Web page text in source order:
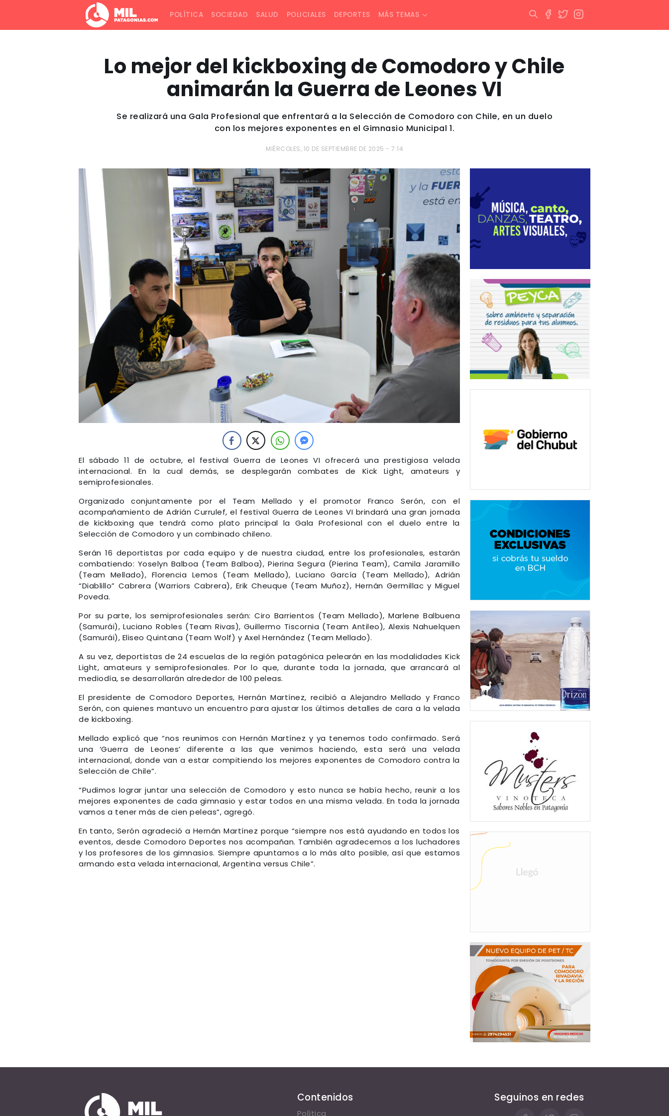
POLÍTICA SOCIEDAD SALUD POLICIALES DEPORTES MÁS TEMAS
Lo mejor del kickboxing de Comodoro y Chile
animarán la Guerra de Leones VI
Se realizará una Gala Profesional que enfrentará a la Selección de Comodoro con Chile, en un duelo
con los mejores exponentes en el Gimnasio Municipal 1.
MIÉRCOLES, 10 DE SEPTIEMBRE DE 2025 - 7:14
El sábado 11 de octubre, el festival Guerra de Leones VI ofrecerá una prestigiosa velada
internacional. En la cual demás, se desplegarán combates de Kick Light, amateurs y
semiprofesionales.
Organizado conjuntamente por el Team Mellado y el promotor Franco Serón, con el
acompañamiento de Adrián Currulef, el festival Guerra de Leones VI brindará una gran jornada
de kickboxing que tendrá como plato principal la Gala Profesional con el duelo entre la
Selección de Comodoro y un combinado chileno.
Serán 16 deportistas por cada equipo y de nuestra ciudad, entre los profesionales, estarán
combatiendo: Yoselyn Balboa (Team Balboa), Pierina Segura (Pierina Team), Camila Jaramillo
(Team Mellado), Florencia Lemos (Team Mellado), Luciano García (Team Mellado), Adrián
“Diablillo” Cabrera (Warriors Cabrera), Erik Cheuque (Team Muñoz), Hernán Germillac y Miguel
Poveda.
Por su parte, los semiprofesionales serán: Ciro Barrientos (Team Mellado), Marlene Balbuena
(Samurái), Luciano Robles (Team Rivas), Guillermo Tiscornia (Team Antileo), Alexis Nahuelquen
(Samurái), Eliseo Quintana (Team Wolf) y Axel Hernández (Team Mellado).
A su vez, deportistas de 24 escuelas de la región patagónica pelearán en las modalidades Kick
Light, amateurs y semiprofesionales. Por lo que, durante toda la jornada, que arrancará al
mediodía, se desarrollarán alrededor de 100 peleas.
El presidente de Comodoro Deportes, Hernán Martínez, recibió a Alejandro Mellado y Franco
Serón, con quienes mantuvo un encuentro para ajustar los últimos detalles de cara a la velada
de kickboxing.
Mellado explicó que “nos reunimos con Hernán Martínez y ya tenemos todo confirmado. Será
una ‘Guerra de Leones’ diferente a las que venimos haciendo, esta será una velada
internacional, donde van a estar compitiendo los mejores exponentes de Comodoro contra la
Selección de Chile”.
“Pudimos lograr juntar una selección de Comodoro y esto nunca se había hecho, reunir a los
mejores exponentes de cada gimnasio y estar todos en una misma velada. En toda la jornada
vamos a tener más de cien peleas”, agregó.
En tanto, Serón agradeció a Hernán Martínez porque “siempre nos está ayudando en todos los
eventos, desde Comodoro Deportes nos acompañan. También agradecemos a los luchadores
y los profesores de los gimnasios. Siempre apuntamos a lo más alto posible, así que estamos
armando esta velada internacional, Argentina versus Chile”.
Contenidos
Política
Seguinos en redes